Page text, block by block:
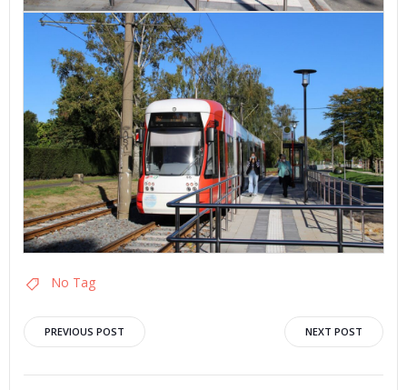
No Tag
Post
PREVIOUS POST NEXT POST